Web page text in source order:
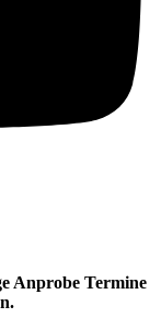
Anprobe Termine